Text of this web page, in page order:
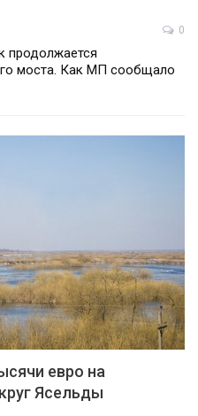
0
продолжается
моста. Как МП сообщало
евро на
Ясельды